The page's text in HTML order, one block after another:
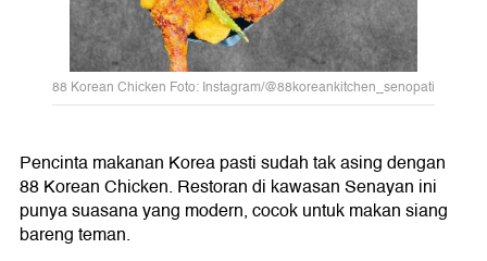
88 Korean Chicken Foto: Instagram/@88koreankitchen_senopati
Pencinta makanan Korea pasti sudah tak asing dengan
88 Korean Chicken. Restoran di kawasan Senayan ini
punya suasana yang modern, cocok untuk makan siang
bareng teman.